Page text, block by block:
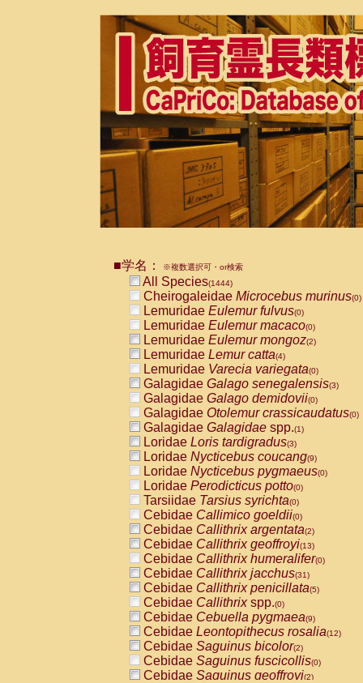
■学名： ※複数選択可・or検索
All Species(1444)
Cheirogaleidae Microcebus murinus(0)
Lemuridae Eulemur fulvus(0)
Lemuridae Eulemur macaco(0)
Lemuridae Eulemur mongoz(2)
Lemuridae Lemur catta(4)
Lemuridae Varecia variegata(0)
Galagidae Galago senegalensis(3)
Galagidae Galago demidovii(0)
Galagidae Otolemur crassicaudatus(0)
Galagidae Galagidae spp.(1)
Loridae Loris tardigradus(3)
Loridae Nycticebus coucang(9)
Loridae Nycticebus pygmaeus(0)
Loridae Perodicticus potto(0)
Tarsiidae Tarsius syrichta(0)
Cebidae Callimico goeldii(0)
Cebidae Callithrix argentata(2)
Cebidae Callithrix geoffroyi(13)
Cebidae Callithrix humeralifer(0)
Cebidae Callithrix jacchus(31)
Cebidae Callithrix penicillata(5)
Cebidae Callithrixspp.(0)
Cebidae Cebuella pygmaea(9)
Cebidae Leontopithecus rosalia(12)
Cebidae Saguinus bicolor(2)
Cebidae Saguinus fuscicollis(0)
Cebidae Saguinus geoffroyi(2)